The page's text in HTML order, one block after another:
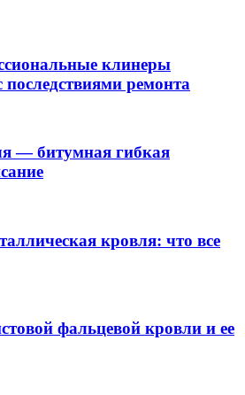
клинеры
последствиями ремонта
— битумная гибкая
кровля: что все
фальцевой кровли и ее